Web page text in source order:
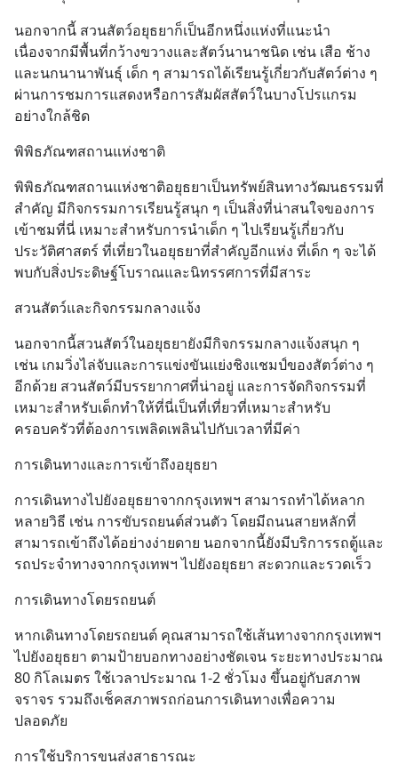
นอกจากนี้ สวนสัตว์อยุธยาก็เป็นอีกหนึ่งแห่งที่แนะนำ
เนื่องจากมีพื้นที่กว้างขวางและสัตว์นานาชนิด เช่น เสือ ช้าง
และนกนานาพันธุ์ เด็ก ๆ สามารถได้เรียนรู้เกี่ยวกับสัตว์ต่าง ๆ
ผ่านการชมการแสดงหรือการสัมผัสสัตว์ในบางโปรแกรม
อย่างใกล้ชิด
พิพิธภัณฑสถานแห่งชาติ
พิพิธภัณฑสถานแห่งชาติอยุธยาเป็นทรัพย์สินทางวัฒนธรรมที่
สำคัญ มีกิจกรรมการเรียนรู้สนุก ๆ เป็นสิ่งที่น่าสนใจของการ
เข้าชมที่นี่ เหมาะสำหรับการนำเด็ก ๆ ไปเรียนรู้เกี่ยวกับ
ประวัติศาสตร์ ที่เที่ยวในอยุธยาที่สำคัญอีกแห่ง ที่เด็ก ๆ จะได้
พบกับสิ่งประดิษฐ์โบราณและนิทรรศการที่มีสาระ
สวนสัตว์และกิจกรรมกลางแจ้ง
นอกจากนี้สวนสัตว์ในอยุธยายังมีกิจกรรมกลางแจ้งสนุก ๆ
เช่น เกมวิ่งไล่จับและการแข่งขันแย่งชิงแชมป์ของสัตว์ต่าง ๆ
อีกด้วย สวนสัตว์มีบรรยากาศที่น่าอยู่ และการจัดกิจกรรมที่
เหมาะสำหรับเด็กทำให้ที่นี่เป็นที่เที่ยวที่เหมาะสำหรับ
ครอบครัวที่ต้องการเพลิดเพลินไปกับเวลาที่มีค่า
การเดินทางและการเข้าถึงอยุธยา
การเดินทางไปยังอยุธยาจากกรุงเทพฯ สามารถทำได้หลาก
หลายวิธี เช่น การขับรถยนต์ส่วนตัว โดยมีถนนสายหลักที่
สามารถเข้าถึงได้อย่างง่ายดาย นอกจากนี้ยังมีบริการรถตู้และ
รถประจำทางจากกรุงเทพฯ ไปยังอยุธยา สะดวกและรวดเร็ว
การเดินทางโดยรถยนต์
หากเดินทางโดยรถยนต์ คุณสามารถใช้เส้นทางจากกรุงเทพฯ
ไปยังอยุธยา ตามป้ายบอกทางอย่างชัดเจน ระยะทางประมาณ
80 กิโลเมตร ใช้เวลาประมาณ 1-2 ชั่วโมง ขึ้นอยู่กับสภาพ
จราจร รวมถึงเช็คสภาพรถก่อนการเดินทางเพื่อความ
ปลอดภัย
การใช้บริการขนส่งสาธารณะ